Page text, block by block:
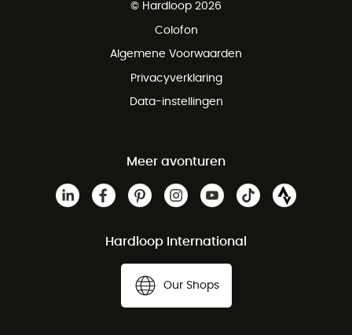
Gratis retourneren binnen 100 dagen
© Hardloop 2026
Colofon
Algemene Voorwaarden
Privacyverklaring
Data-instellingen
Meer avonturen
Hardloop International
Our Shops